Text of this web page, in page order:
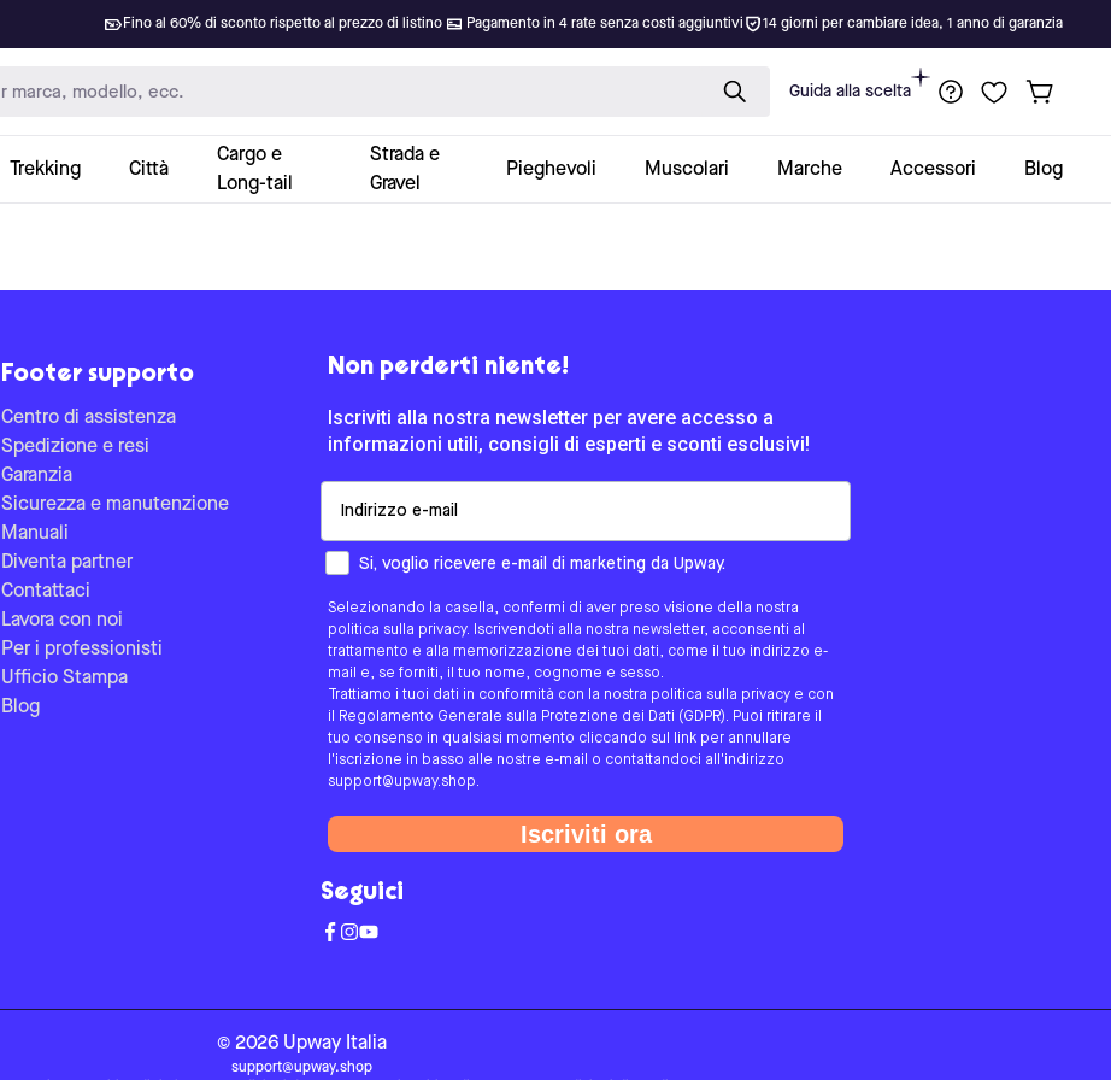
Fino al 60% di sconto rispetto al prezzo di listino Pagamento in 4 rate senza costi aggiuntivi 14 giorni per cambiare idea, 1 anno di garanzia
Guida alla scelta
Trekking Città
Cargo e
Long-tail
Strada e
Gravel
Pieghevoli Muscolari Marche Accessori Blog
Footer supporto
Centro di assistenza
Spedizione e resi
Garanzia
Sicurezza e manutenzione
Manuali
Diventa partner
Contattaci
Lavora con noi
Per i professionisti
Ufficio Stampa
Blog
Non perderti niente!
Iscriviti alla nostra newsletter per avere accesso a
informazioni utili, consigli di esperti e sconti esclusivi!
Come preferisci essere contattato/a?
Si, voglio ricevere e-mail di marketing da Upway.
Selezionando la casella, confermi di aver preso visione della nostra
politica sulla privacy. Iscrivendoti alla nostra newsletter, acconsenti al
trattamento e alla memorizzazione dei tuoi dati, come il tuo indirizzo e-
mail e, se forniti, il tuo nome, cognome e sesso.
Trattiamo i tuoi dati in conformità con la nostra politica sulla privacy e con
il Regolamento Generale sulla Protezione dei Dati (GDPR). Puoi ritirare il
tuo consenso in qualsiasi momento cliccando sul link per annullare
l'iscrizione in basso alle nostre e-mail o contattandoci all'indirizzo
support@upway.shop.
Iscriviti ora
Seguici
© 2026 Upway Italia
support@upway.shop